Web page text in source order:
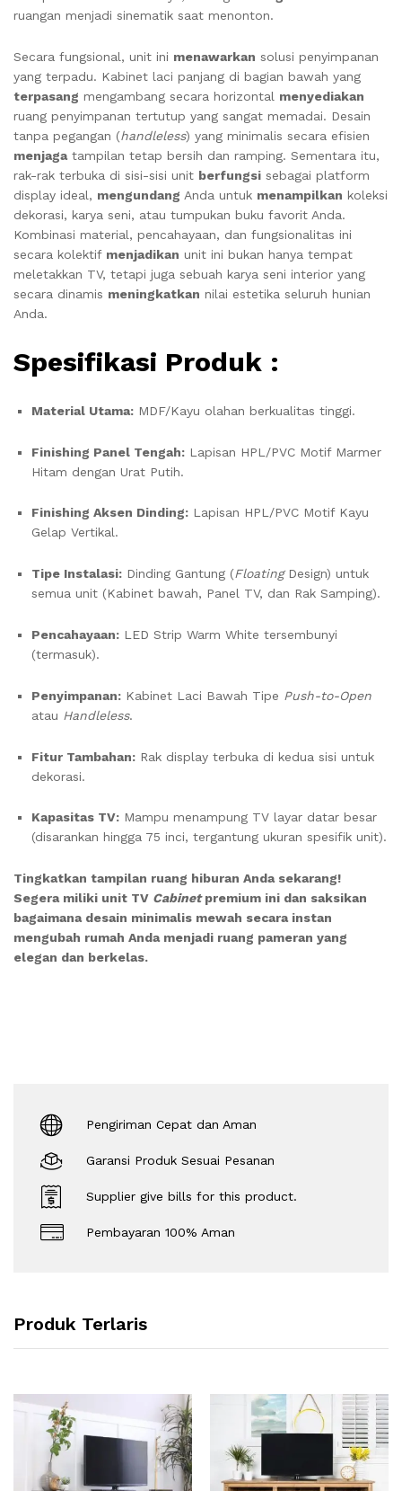
ruangan menjadi sinematik saat menonton.
Secara fungsional, unit ini menawarkan solusi penyimpanan
yang terpadu. Kabinet laci panjang di bagian bawah yang
terpasang mengambang secara horizontal menyediakan
ruang penyimpanan tertutup yang sangat memadai. Desain
tanpa pegangan (handleless) yang minimalis secara efisien
menjagatampilan tetap bersih dan ramping. Sementara itu,
rak-rak terbuka di sisi-sisi unit berfungsi sebagai platform
display ideal, mengundang Anda untuk menampilkan koleksi
dekorasi, karya seni, atau tumpukan buku favorit Anda.
Kombinasi material, pencahayaan, dan fungsionalitas ini
secara kolektif menjadikan unit ini bukan hanya tempat
meletakkan TV, tetapi juga sebuah karya seni interior yang
secara dinamis meningkatkan nilai estetika seluruh hunian
Anda.
Spesifikasi Produk :
Material Utama: MDF/Kayu olahan berkualitas tinggi.
Finishing Panel Tengah: Lapisan HPL/PVC Motif Marmer
Hitam dengan Urat Putih.
Finishing Aksen Dinding: Lapisan HPL/PVC Motif Kayu
Gelap Vertikal.
Tipe Instalasi: Dinding Gantung (FloatingDesign) untuk
semua unit (Kabinet bawah, Panel TV, dan Rak Samping).
Pencahayaan: LED Strip Warm White tersembunyi
(termasuk).
Penyimpanan: Kabinet Laci Bawah Tipe Push-to-Open
atau Handleless.
Fitur Tambahan: Rak display terbuka di kedua sisi untuk
dekorasi.
Kapasitas TV: Mampu menampung TV layar datar besar
(disarankan hingga 75 inci, tergantung ukuran spesifik unit).
Tingkatkan tampilan ruang hiburan Anda sekarang!
Segera miliki unit TV Cabinetpremium ini dan saksikan
bagaimana desain minimalis mewah secara instan
mengubah rumah Anda menjadi ruang pameran yang
elegan dan berkelas.
Pengiriman Cepat dan Aman
Garansi Produk Sesuai Pesanan
Supplier give bills for this product.
Pembayaran 100% Aman
Produk Terlaris